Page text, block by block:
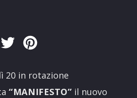
Copy
Twitter
20 in rotazione
“MANIFESTO” il nuovo